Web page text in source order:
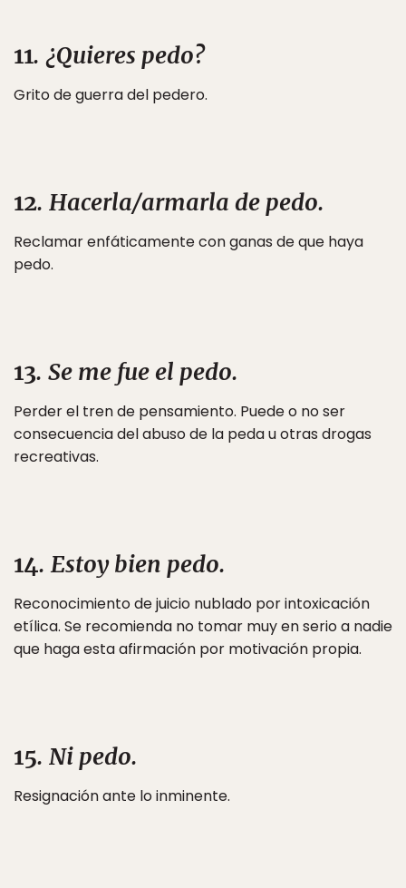
11. ¿Quieres pedo?
Grito de guerra del pedero.
12. Hacerla/armarla de pedo.
Reclamar enfáticamente con ganas de que haya
pedo.
13. Se me fue el pedo.
Perder el tren de pensamiento. Puede o no ser
consecuencia del abuso de la peda u otras drogas
recreativas.
14. Estoy bien pedo.
Reconocimiento de juicio nublado por intoxicación
etílica. Se recomienda no tomar muy en serio a nadie
que haga esta afirmación por motivación propia.
15. Ni pedo.
Resignación ante lo inminente.